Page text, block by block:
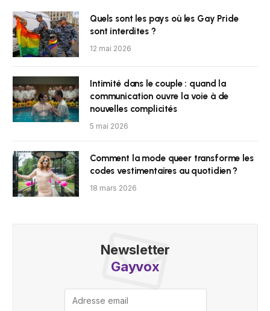
Quels sont les pays où les Gay Pride
sont interdites ?
12 mai 2026
Intimité dans le couple : quand la
communication ouvre la voie à de
nouvelles complicités
5 mai 2026
Comment la mode queer transforme les
codes vestimentaires au quotidien ?
18 mars 2026
Newsletter
Gayvox